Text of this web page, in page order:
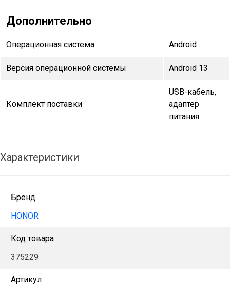
Дополнительно
Операционная система Android
Версия операционной системы Android 13
Комплект поставки
USB-кабель,
адаптер
питания
Характеристики
Бренд
HONOR
Код товара
375229
Артикул